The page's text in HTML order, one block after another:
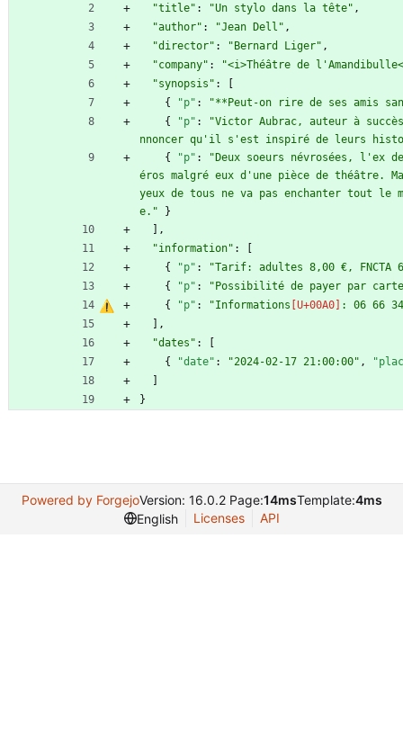
"title" : "Un stylo dans la tête" ,
"author" : "Jean Dell" ,
"director" : "Bernard Liger" ,
"company" :
"<i>Théâtre de
"synopsis" :
{
"p" :
"**Peut-on rire de ses amis
{
"p" :
"Victor Aubrac, auteur à
nnoncer qu'il s'est inspiré de leurs
{
"p" :
"Deux soeurs névrosées, l'ex
éros malgré eux d'une pièce de théâtre.
yeux de tous ne va pas enchanter tout le
e."
}
,
"information" :
{
"p" :
"Tarif: adultes 8,00 €, FNCTA
{
"p" :
"Possibilité de payer par
{
"p" : "Informations
: 06 66 34
,
"dates" :
{
"date" : "2024-02-17 21:00:00" ,
}
Powered by ForgejoVersion: 16.0.2 Page:14msTemplate:4ms
English
Licenses API